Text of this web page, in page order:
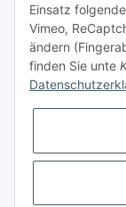
Informationen
Gesetzliche
Einsatz
Vimeo,
ändern
finden Sie unte